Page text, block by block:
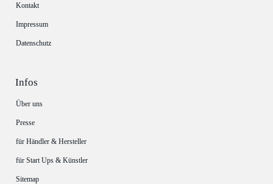
Kontakt
Impressum
Datenschutz
Infos
Über uns
Presse
für Händler & Hersteller
für Start Ups & Künstler
Sitemap